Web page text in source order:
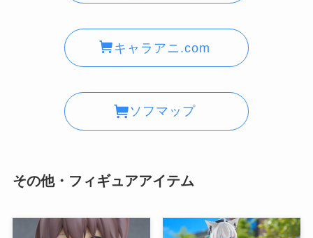
キャラアニ.com
ソフマップ
その他・フィギュアアイテム